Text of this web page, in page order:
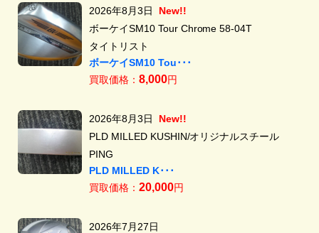
2026年8月3日
New!!
ボーケイSM10 Tour Chrome 58-04T
タイトリスト
ボーケイSM10 Tou･･･
買取価格： 8,000円
2026年8月3日
New!!
PLD MILLED KUSHIN/オリジナルスチール
PING
PLD MILLED K･･･
買取価格： 20,000円
2026年7月27日